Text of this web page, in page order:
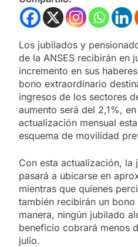
Los jubilados y
de la ANSES recibirán en
incremento en sus
bono extraordinario
ingresos de los sectores
aumento será del 2,1%,
actualización mensual
esquema de movilidad
Con esta actualización, la
pasará a ubicarse en
mientras que quienes
también recibirán un
manera, ningún jubilado
beneficio cobrará menos
julio.